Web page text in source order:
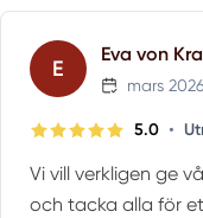
E
Eva von
mars 2026
5.0 •
Vi vill verkligen ge
och tacka alla för